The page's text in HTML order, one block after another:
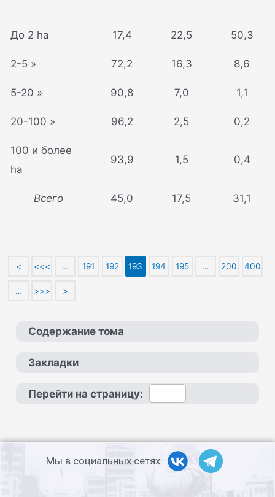
До 2 ha 17,4 22,5 50,3
2-5 » 72,2 16,3 8,6
5-20 » 90,8 7,0 1,1
20-100 » 96,2 2,5 0,2
100 и более
ha
93,9 1,5 0,4
Всего 45,0 17,5 31,1
< <<< … 191 192 193 194 195 … 200 400
… >>> >
Содержание тома
Закладки
Перейти на страницу:
Мы в социальных сетях: